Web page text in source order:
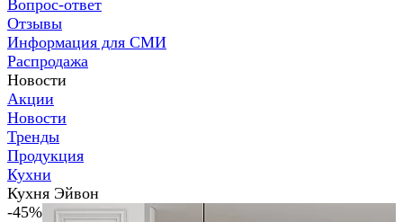
Вопрос-ответ
Отзывы
Информация для СМИ
Распродажа
Новости
Акции
Новости
Тренды
Продукция
Кухни
Кухня Эйвон
-45%